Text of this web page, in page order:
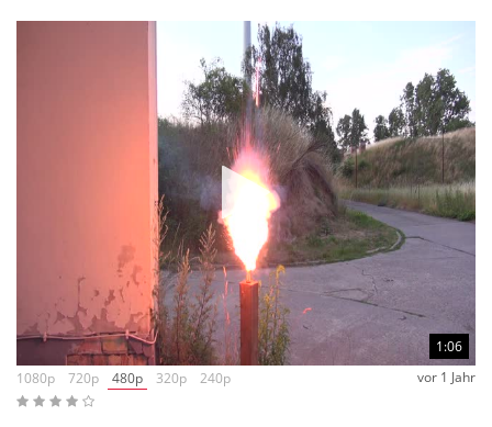
1:06
1080p
720p 480p 320p 240p vor 1 Jahr